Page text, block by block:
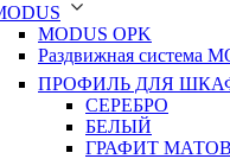
MODUS OPK
Раздвижная система
ПРОФИЛЬ ДЛЯ
СЕРЕБРО
БЕЛЫЙ
ГРАФИТ